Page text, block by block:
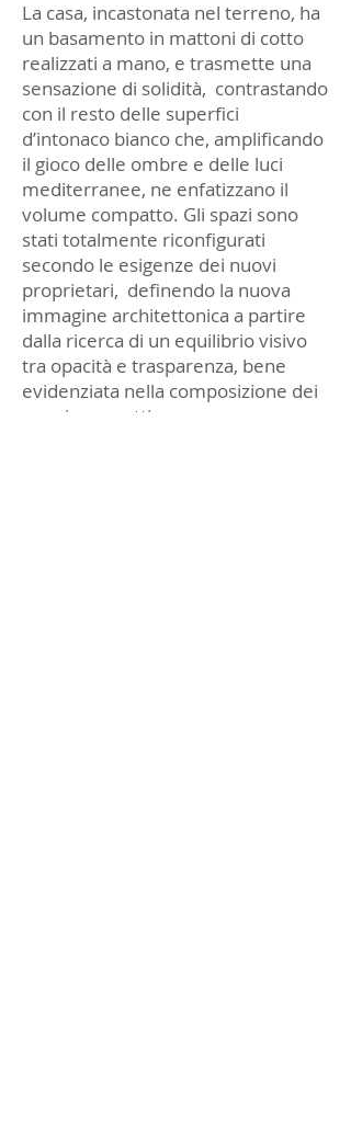
La casa, incastonata nel terreno, ha
un basamento in mattoni di cotto
realizzati a mano, e trasmette una
sensazione di solidità, contrastando
con il resto delle superfici
d’intonaco bianco che, amplificando
il gioco delle ombre e delle luci
mediterranee, ne enfatizzano il
volume compatto. Gli spazi sono
stati totalmente riconfigurati
secondo le esigenze dei nuovi
proprietari, definendo la nuova
immagine architettonica a partire
dalla ricerca di un equilibrio visivo
tra opacità e trasparenza, bene
evidenziata nella composizione dei
nuovi prospetti.